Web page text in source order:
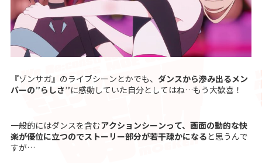
『ゾンサガ』のライブシーンとかでも、ダンスから滲み出るメン
バーの”らしさ”に感動していた自分としてはね…もう大歓喜！
一般的にはダンスを含むアクションシーンって、画面の動的な快
楽が優位に立つのでストーリー部分が若干疎かになると思うんで
すが…